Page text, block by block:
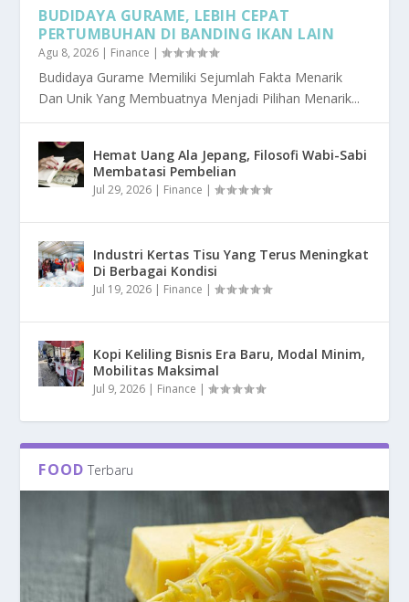
BUDIDAYA GURAME, LEBIH CEPAT
PERTUMBUHAN DI BANDING IKAN LAIN
Agu 8, 2026 Finance |
Budidaya Gurame Memiliki Sejumlah Fakta Menarik
Dan Unik Yang Membuatnya Menjadi Pilihan Menarik...
Hemat Uang Ala Jepang, Filosofi Wabi-Sabi
Membatasi Pembelian
Jul 29, 2026 Finance |
Industri Kertas Tisu Yang Terus Meningkat
Di Berbagai Kondisi
Jul 19, 2026 Finance |
Kopi Keliling Bisnis Era Baru, Modal Minim,
Mobilitas Maksimal
Jul 9, 2026 Finance |
FOOD Terbaru